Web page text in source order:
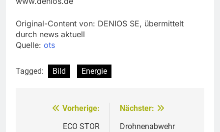
Original-Content von: DENIOS SE, übermittelt
durch news aktuell
Quelle: ots
Tagged: Bild Energie
Beitragsnavigation
Vorherige:
ECO STOR
Nächster:
Drohnenabwehr